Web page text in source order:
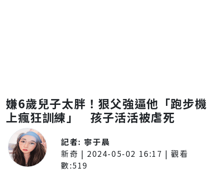
嫌6歲兒子太胖！狠父強逼他「跑步機
上瘋狂訓練」 孩子活活被虐死
記者: 寧于晨
新奇 | 2024-05-02 16:17 | 觀看
數:519